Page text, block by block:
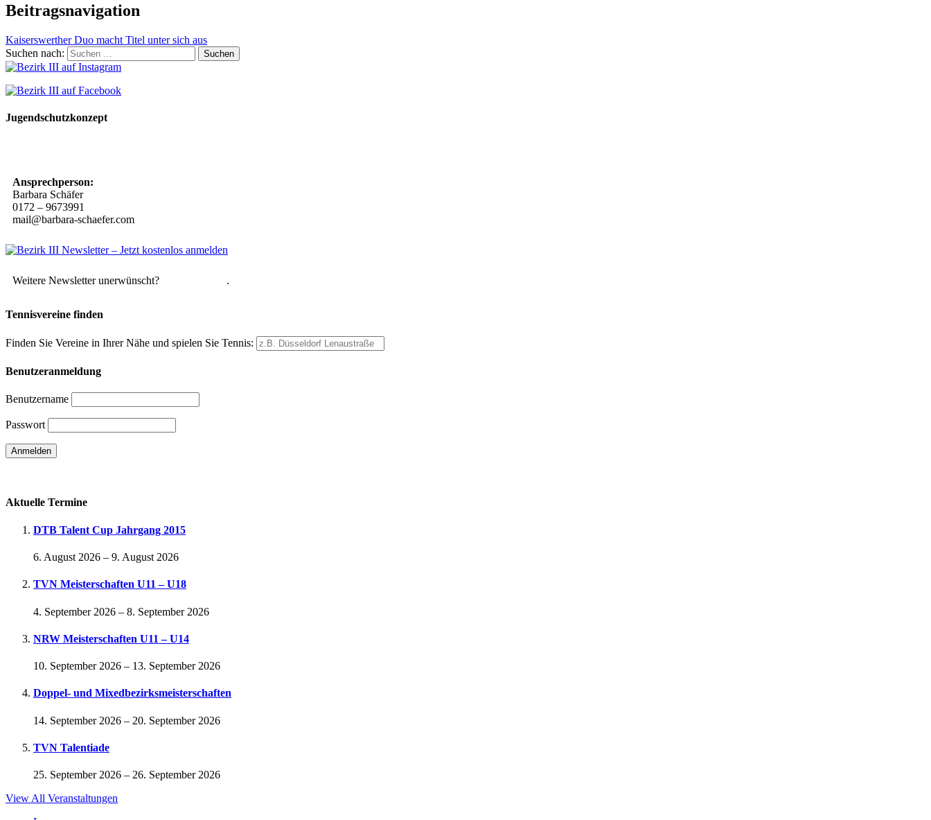
Beitragsnavigation
Kaiserswerther Duo macht Titel unter sich aus
Suchen nach:
Jugendschutzkonzept
Ansprechperson:
Barbara Schäfer
0172 – 9673991
mail@barbara-schaefer.com
Weitere Newsletter unerwünscht? .
Tennisvereine finden
Finden Sie Vereine in Ihrer Nähe und spielen Sie Tennis:
Benutzeranmeldung
Benutzername
Passwort
Aktuelle Termine
DTB Talent Cup Jahrgang 2015
6. August 2026 – 9. August 2026
TVN Meisterschaften U11 – U18
4. September 2026 – 8. September 2026
NRW Meisterschaften U11 – U14
10. September 2026 – 13. September 2026
Doppel- und Mixedbezirksmeisterschaften
14. September 2026 – 20. September 2026
TVN Talentiade
25. September 2026 – 26. September 2026
View All Veranstaltungen